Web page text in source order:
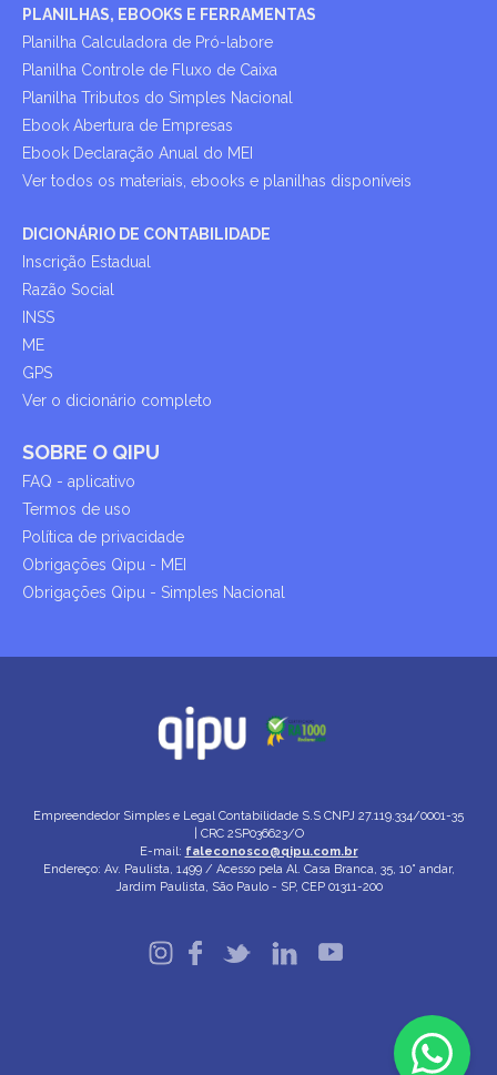
PLANILHAS, EBOOKS E FERRAMENTAS
Planilha Calculadora de Pró-labore
Planilha Controle de Fluxo de Caixa
Planilha Tributos do Simples Nacional
Ebook Abertura de Empresas
Ebook Declaração Anual do MEI
Ver todos os materiais, ebooks e planilhas disponíveis
DICIONÁRIO DE CONTABILIDADE
Inscrição Estadual
Razão Social
INSS
ME
GPS
Ver o dicionário completo
SOBRE O QIPU
FAQ - aplicativo
Termos de uso
Política de privacidade
Obrigações Qipu - MEI
Obrigações Qipu - Simples Nacional
Empreendedor Simples e Legal Contabilidade S.S CNPJ 27.119.334/0001-35
| CRC 2SP036623/O
E-mail: faleconosco@qipu.com.br
Endereço: Av. Paulista, 1499 / Acesso pela Al. Casa Branca, 35, 10° andar,
Jardim Paulista, São Paulo - SP, CEP 01311-200